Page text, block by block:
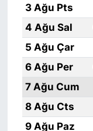
3 Ağu Pts
4 Ağu Sal
5 Ağu Çar
6 Ağu Per
7 Ağu Cum
8 Ağu Cts
9 Ağu Paz